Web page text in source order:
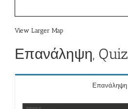
View Larger Map
Επανάληψη, Quiz
Επανάληψη